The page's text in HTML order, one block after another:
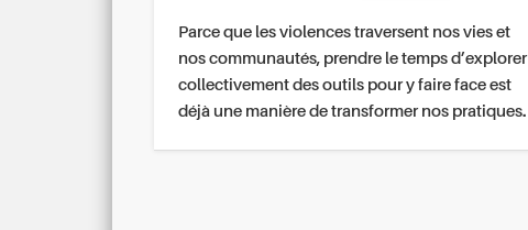
Parce que les violences traversent nos vies et
nos communautés, prendre le temps d’explorer
collectivement des outils pour y faire face est
déjà une manière de transformer nos pratiques.